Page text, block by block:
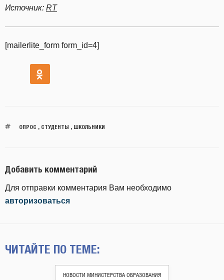
Источник: RT
[mailerlite_form form_id=4]
ОПРОС , СТУДЕНТЫ , ШКОЛЬНИКИ
Добавить комментарий
Для отправки комментария Вам необходимо
авторизоваться
ЧИТАЙТЕ ПО ТЕМЕ:
НОВОСТИ МИНИСТЕРСТВА ОБРАЗОВАНИЯ